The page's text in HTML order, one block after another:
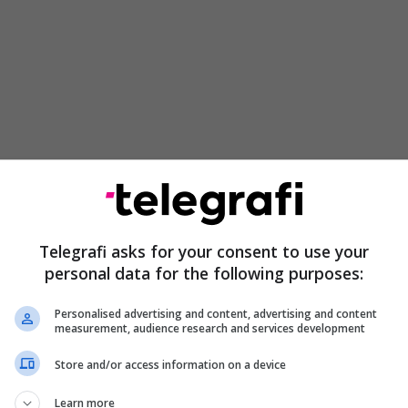
ju njoftojmë se senatori Robert Joseph Dole vdiq
ishte në gjumë. Ai vdiq në moshën 98-
shërbyer me besnikëri Shteteve të Bashkuara
vjet”, thuhet në njoftimin e familjes.
se ai ishte diagnostikuar me kancer të
Telegrafi asks for your consent to use your
personal data for the following purposes:
Personalised advertising and content, advertising and content
measurement, audience research and services development
Store and/or access information on a device
Learn more